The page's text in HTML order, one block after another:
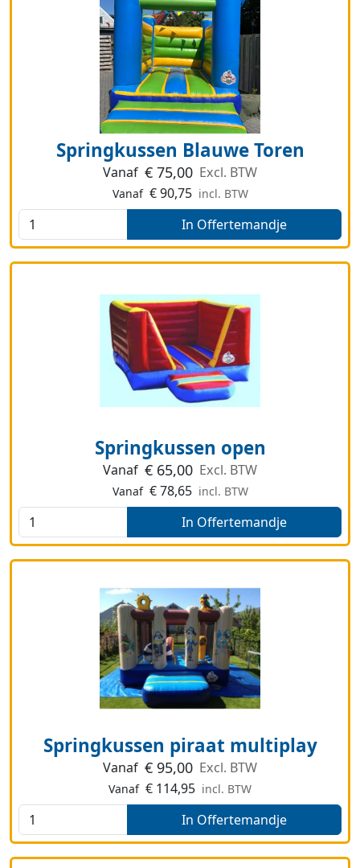
Springkussen Blauwe Toren
Vanaf € 75,00 Excl. BTW
Vanaf € 90,75 incl. BTW
In Offertemandje
Springkussen open
Vanaf € 65,00 Excl. BTW
Vanaf € 78,65 incl. BTW
In Offertemandje
Springkussen piraat multiplay
Vanaf € 95,00 Excl. BTW
Vanaf € 114,95 incl. BTW
In Offertemandje